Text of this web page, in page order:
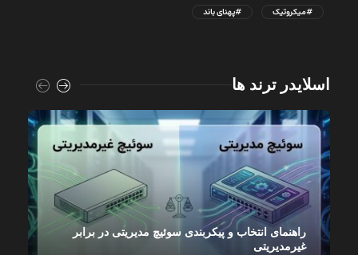
#میکروتیک
#پهنای باند
اسلایدر ترند ها
راهنمای انتخاب و پیکربندی سوئیچ مدیریتی در برابر
غیرمدیریتی